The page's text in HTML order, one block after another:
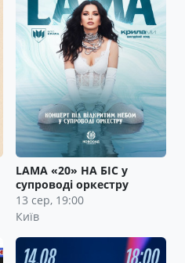
LAMA «20» НА БІС у
супроводі оркестру
13 сер, 19:00
Київ